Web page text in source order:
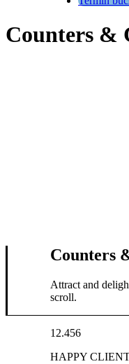
Counters &
Counters
Attract and
scroll.
12.456
HAPPY